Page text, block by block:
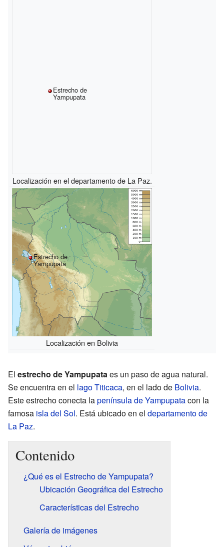
Estrecho de
Yampupata
Localización en el departamento de La Paz.
Estrecho de
Yampupata
Localización en Bolivia
El estrecho de Yampupataes un paso de agua natural.
Se encuentra en el lago Titicaca, en el lado de Bolivia.
Este estrecho conecta lapenínsula de Yampupatacon la
famosa isla del Sol. Está ubicado en el departamento de
La Paz.
Contenido
¿Qué es el Estrecho de Yampupata?
Ubicación Geográfica del Estrecho
Características del Estrecho
Galería de imágenes